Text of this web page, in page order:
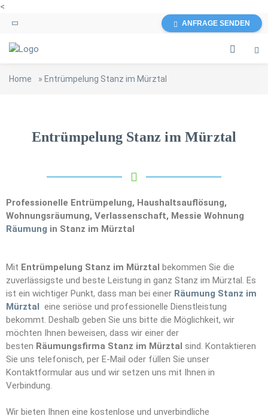
<
ANFRAGE SENDEN
Home » Entrümpelung Stanz im Mürztal
Entrümpelung Stanz im Mürztal
Professionelle Entrümpelung, Haushaltsauflösung,
Wohnungsräumung, Verlassenschaft, Messie Wohnung
Räumung in Stanz im Mürztal
Mit Entrümpelung Stanz im Mürztal bekommen Sie die
zuverlässigste und beste Leistung in ganz Stanz im Mürztal. Es
ist ein wichtiger Punkt, dass man bei einer Räumung Stanz im
Mürztal eine seriöse und professionelle Dienstleistung
bekommt. Deshalb geben Sie uns bitte die Möglichkeit, wir
möchten Ihnen beweisen, dass wir einer der
besten Räumungsfirma Stanz im Mürztal sind. Kontaktieren
Sie uns telefonisch, per E-Mail oder füllen Sie unser
Kontaktformular aus und wir setzen uns mit Ihnen in
Verbindung.
Wir bieten Ihnen eine kostenlose und unverbindliche